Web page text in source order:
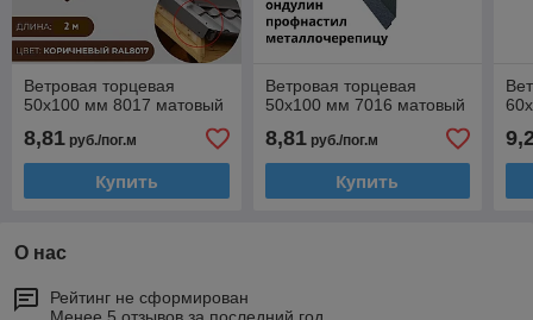
Ветровая торцевая
50х100 мм 8017 матовый
8,81 руб./пог.м
Купить
Ветровая торцевая
50х100 мм 7016 матовый
8,81руб./пог.м
Купить
О нас
Рейтинг не сформирован